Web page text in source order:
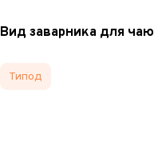
Вид заварника для чаю
Типод